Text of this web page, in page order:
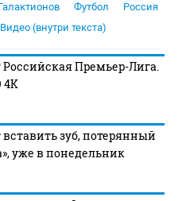
Футбол
Россия
Видео (внутри текста)
Премьер-Лига.
4K
зуб, потерянный
уже в понедельник